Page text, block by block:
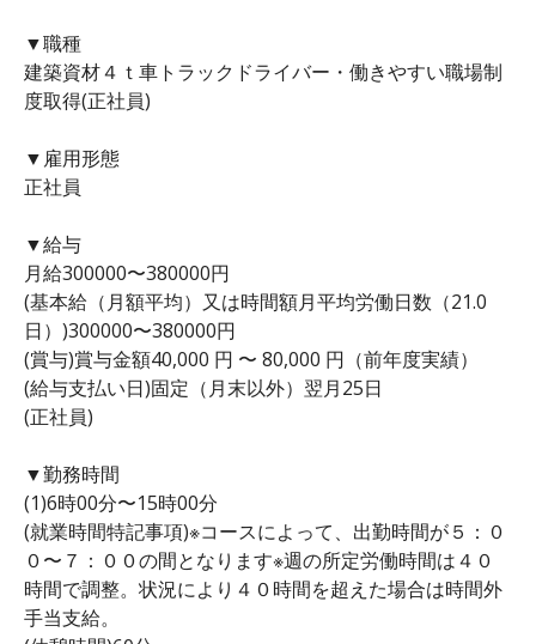
▼職種
建築資材４ｔ車トラックドライバー・働きやすい職場制
度取得(正社員)
▼雇用形態
正社員
▼給与
月給300000〜380000円
(基本給（月額平均）又は時間額月平均労働日数（21.0
日）)300000〜380000円
(賞与)賞与金額40,000 円 〜 80,000 円（前年度実績）
(給与支払い日)固定（月末以外）翌月25日
(正社員)
▼勤務時間
(1)6時00分〜15時00分
(就業時間特記事項)※コースによって、出勤時間が５：０
０〜７：００の間となります※週の所定労働時間は４０
時間で調整。状況により４０時間を超えた場合は時間外
手当支給。